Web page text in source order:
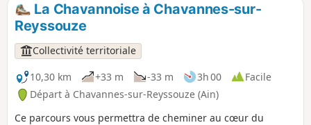
La Chavannoise à Chavannes-sur-
Reyssouze
Collectivité territoriale
10,30 km
+33 m -33 m 3h 00
Facile
Départ à Chavannes-sur-Reyssouze (Ain)
Ce parcours vous permettra de cheminer au cœur du